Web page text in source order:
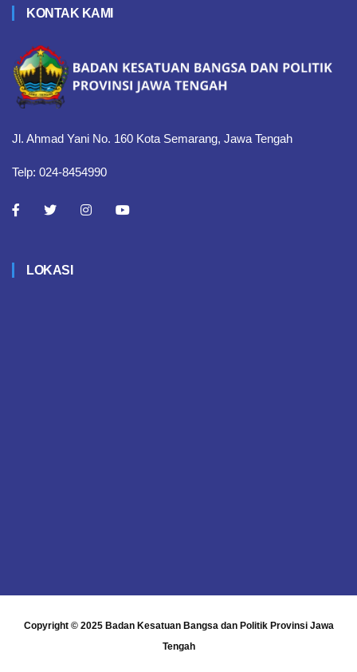
KONTAK KAMI
Jl. Ahmad Yani No. 160 Kota Semarang, Jawa Tengah
Telp: 024-8454990
LOKASI
Copyright © 2025 Badan Kesatuan Bangsa dan Politik Provinsi Jawa
Tengah